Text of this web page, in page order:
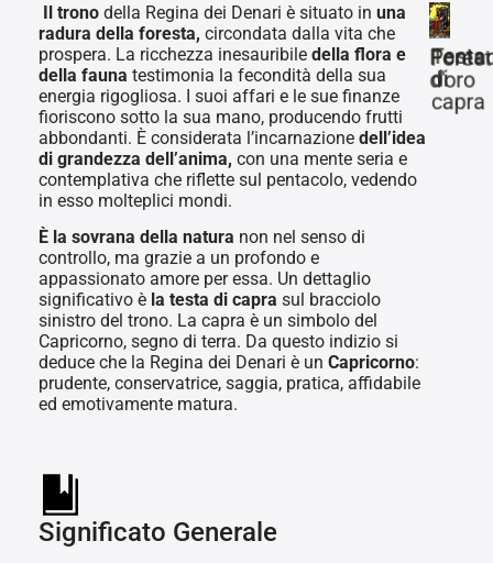
Il trono della Regina dei Denari è situato in una
radura della foresta, circondata dalla vita che
prospera. La ricchezza inesauribile della flora e
della fauna testimonia la fecondità della sua
energia rigogliosa. I suoi affari e le sue finanze
fioriscono sotto la sua mano, producendo frutti
abbondanti. È considerata l’incarnazione dell’idea
di grandezza dell’anima, con una mente seria e
contemplativa che riflette sul pentacolo, vedendo
in esso molteplici mondi.
È la sovrana della natura non nel senso di
controllo, ma grazie a un profondo e
appassionato amore per essa. Un dettaglio
significativo è la testa di capra sul bracciolo
sinistro del trono. La capra è un simbolo del
Capricorno, segno di terra. Da questo indizio si
deduce che la Regina dei Denari è un Capricorno:
prudente, conservatrice, saggia, pratica, affidabile
ed emotivamente matura.
d'oro
Testa
di
capra
Significato Generale